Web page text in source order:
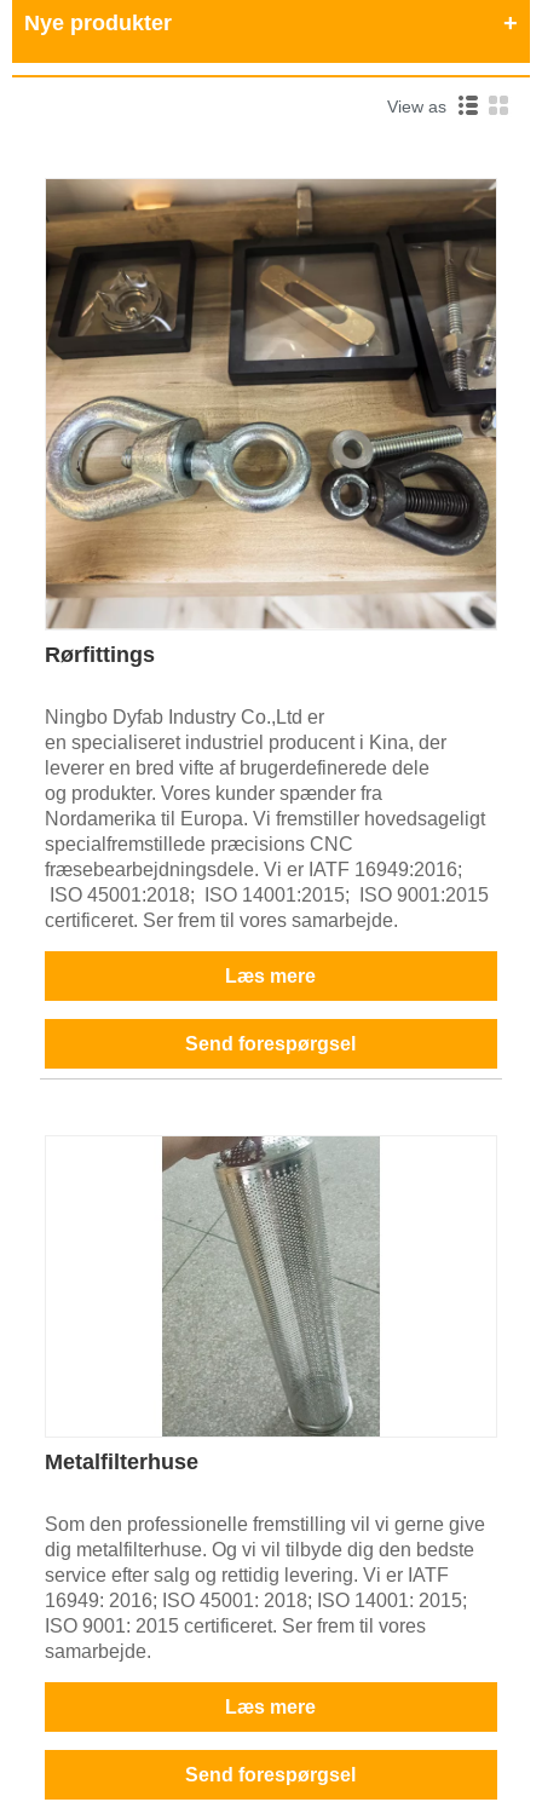
Nye produkter
View as
Rørfittings
Ningbo Dyfab Industry Co.,Ltd er
en specialiseret industriel producent i Kina, der
leverer en bred vifte af brugerdefinerede dele
og produkter. Vores kunder spænder fra
Nordamerika til Europa. Vi fremstiller hovedsageligt
specialfremstillede præcisions CNC
fræsebearbejdningsdele. Vi er IATF 16949:2016;
ISO 45001:2018; ISO 14001:2015; ISO 9001:2015
certificeret. Ser frem til vores samarbejde.
Læs mere
Send forespørgsel
Metalfilterhuse
Som den professionelle fremstilling vil vi gerne give
dig metalfilterhuse. Og vi vil tilbyde dig den bedste
service efter salg og rettidig levering. Vi er IATF
16949: 2016; ISO 45001: 2018; ISO 14001: 2015;
ISO 9001: 2015 certificeret. Ser frem til vores
samarbejde.
Læs mere
Send forespørgsel